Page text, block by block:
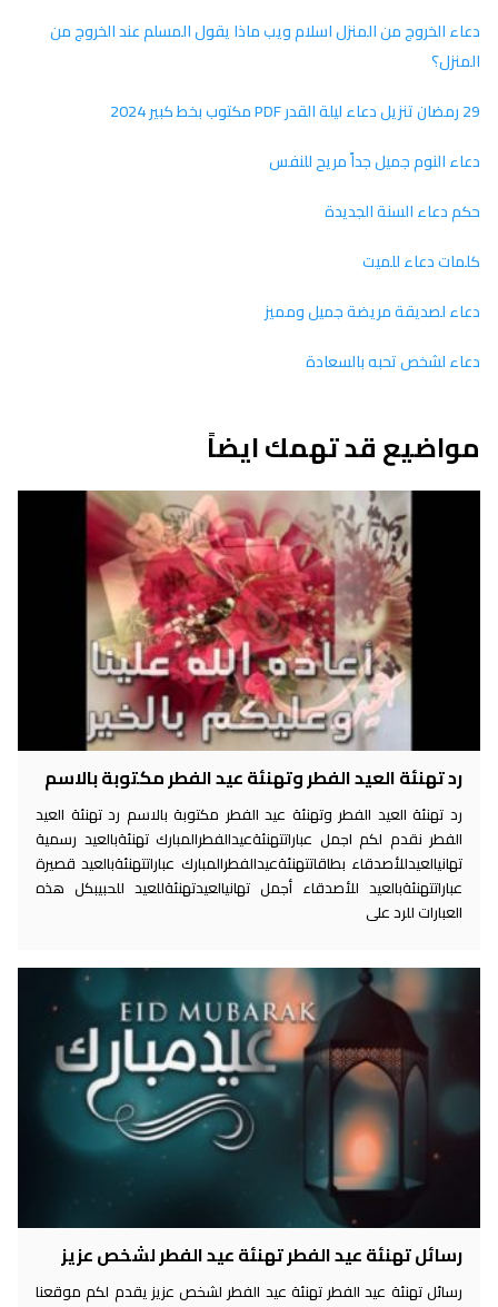
دعاء الخروج من المنزل اسلام ويب ماذا يقول المسلم عند الخروج من
المنزل؟
29 رمضان تنزيل دعاء ليلة القدر PDF مكتوب بخط كبير 2024
دعاء النوم جميل جداً مريح للنفس
حكم دعاء السنة الجديدة
كلمات دعاء للميت
دعاء لصديقة مريضة جميل ومميز
دعاء لشخص تحبه بالسعادة
مواضيع قد تهمك ايضاً
رد تهنئة العيد الفطر وتهنئة عيد الفطر مكتوبة بالاسم
رد تهنئة العيد الفطر وتهنئة عيد الفطر مكتوبة بالاسم رد تهنئة العيد
الفطر نقدم لكم اجمل عباراتتهنئةعيدالفطرالمبارك تهنئةبالعيد رسمية
تهانيالعيدللأصدقاء بطاقاتتهنئةعيدالفطرالمبارك عباراتتهنئةبالعيد قصيرة
عباراتتهنئةبالعيد للأصدقاء أجمل تهانيالعيدتهنئةللعيد للحبيبكل هذه
العبارات للرد على
رسائل تهنئة عيد الفطر تهنئة عيد الفطر لشخص عزيز
رسائل تهنئة عيد الفطر تهنئة عيد الفطر لشخص عزيز يقدم لكم موقعنا